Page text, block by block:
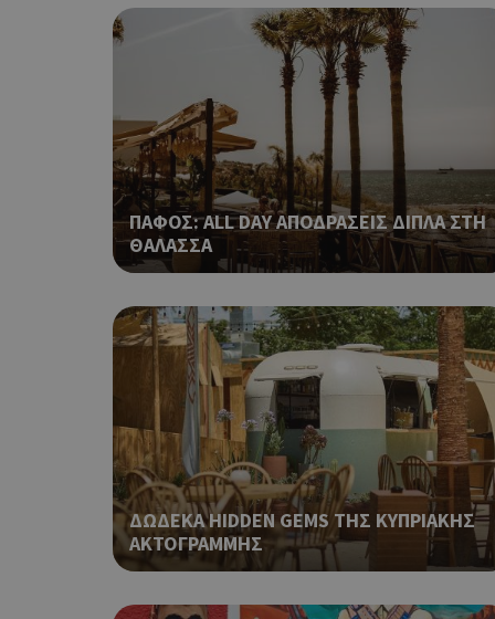
ΠΑΦΟΣ: ALL DAY ΑΠΟΔΡΑΣΕΙΣ ΔΙΠΛΑ ΣΤΗ
ΘΑΛΑΣΣΑ
ΔΩΔΕΚΑ HIDDEN GEMS ΤΗΣ ΚΥΠΡΙΑΚΗΣ
ΑΚΤΟΓΡΑΜΜΗΣ
takeOverCookie
__cf_bm
ShowWizLogin